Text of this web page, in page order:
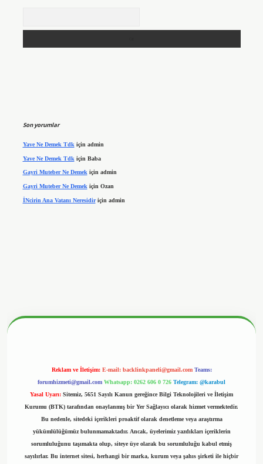
Son yorumlar
Yave Ne Demek Tdk için admin
Yave Ne Demek Tdk için Baba
Gayri Muteber Ne Demekiçin admin
Gayri Muteber Ne Demek için Ozan
İNcirin Ana Vatanı Neresidiriçin admin
Reklam ve İletişim: E-mail: backlinkpaneli@gmail.com Teams:
forumhizmeti@gmail.com Whatsapp: 0262 606 0 726 Telegram: @karabul
Yasal Uyarı: Sitemiz, 5651 Sayılı Kanun gereğince Bilgi Teknolojileri ve İletişim
Kurumu (BTK) tarafından onaylanmış bir Yer Sağlayıcı olarak hizmet vermektedir.
Bu nedenle, sitedeki içerikleri proaktif olarak denetleme veya araştırma
yükümlülüğümüz bulunmamaktadır. Ancak, üyelerimiz yazdıkları içeriklerin
sorumluluğunu taşımakta olup, siteye üye olarak bu sorumluluğu kabul etmiş
sayılırlar. Bu internet sitesi, herhangi bir marka, kurum veya şahıs şirketi ile hiçbir